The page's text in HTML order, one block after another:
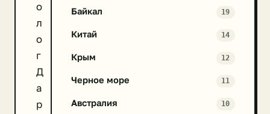
о
л
о
г
Д
а
р
Байкал 19
Китай 14
Крым 12
Черное море 11
Австралия 10